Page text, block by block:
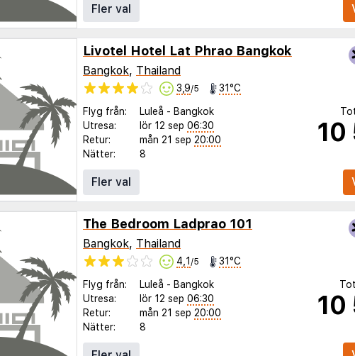
Fler val
Livotel Hotel Lat Phrao Bangkok
Bangkok, Thailand
3,9/5 31°C
Flyg från: Luleå - Bangkok
Utresa:
lör 12 sep 06:30
Retur:
mån 21 sep 20:00
Nätter:
8
Fler val
The Bedroom Ladprao 101
Bangkok, Thailand
4,1 /5 31°C
Flyg från: Luleå - Bangkok
Utresa:
lör 12 sep 06:30
Retur:
mån 21 sep 20:00
Nätter:
8